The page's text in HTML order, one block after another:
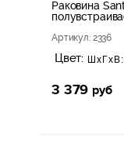
Раковина
Артикул: 2336
Цвет: ШхГхВ:
3 379 руб